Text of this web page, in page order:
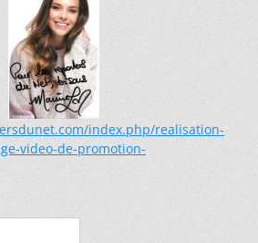
index.php/realisation-
video-de-promotion-